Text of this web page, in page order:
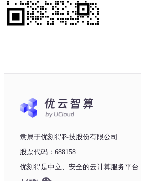
隶属于优刻得科技股份有限公司
股票代码：688158
优刻得是中立、安全的云计算服务平台